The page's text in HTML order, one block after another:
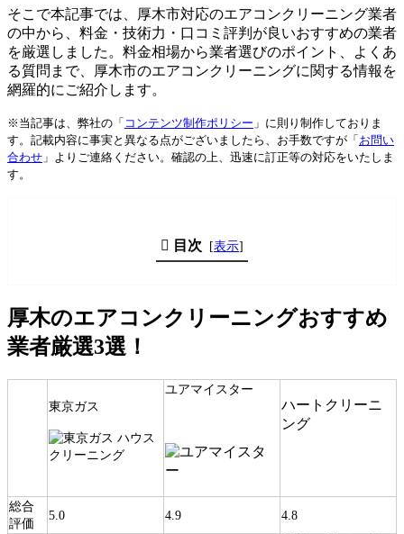
そこで本記事では、厚木市対応のエアコンクリーニング業者
の中から、料金・技術力・口コミ評判が良いおすすめの業者
を厳選しました。料金相場から業者選びのポイント、よくあ
る質問まで、厚木市のエアコンクリーニングに関する情報を
網羅的にご紹介します。
※当記事は、弊社の「 コンテンツ制作ポリシー 」に則り制作しておりま
す。記載内容に事実と異なる点がございましたら、お手数ですが「 お問い
合わせ 」よりご連絡ください。確認の上、迅速に訂正等の対応をいたしま
す。
目次 [表示]
厚木のエアコンクリーニングおすすめ
業者厳選3選！
東京ガス
ユアマイスター
ハートクリーニ
ング
総合
評価
5.0 4.9 4.8